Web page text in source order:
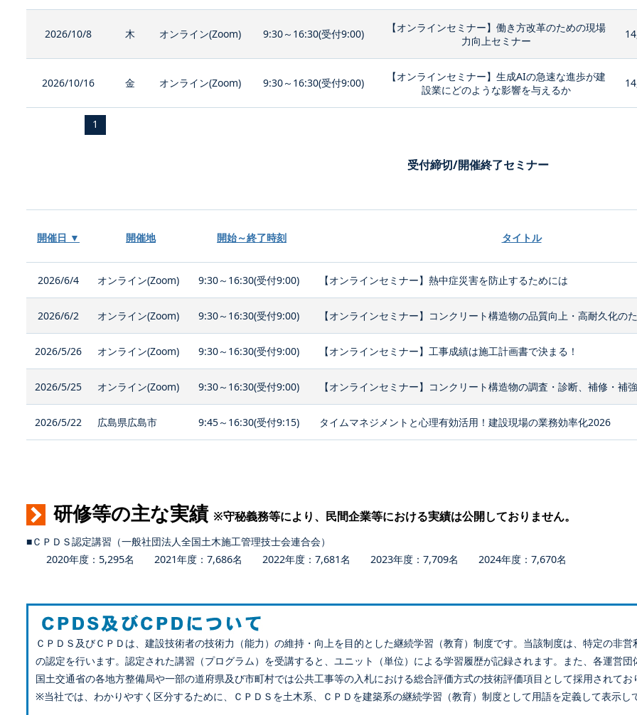
2026/10/8 木 オンライン(Zoom) 9:30～16:30(受付9:00)
【オンラインセミナー】働き方改革のための現場
力向上セミナー
2026/10/16 金 オンライン(Zoom) 9:30～16:30(受付9:00)
【オンラインセミナー】生成AIの急速な進歩が建
設業にどのような影響を与えるか
1
受付締切/開催終了セミナー
開催日 ▼ 開催地 開始～終了時刻 タイトル
2026/6/4 オンライン(Zoom) 9:30～16:30(受付9:00) 【オンラインセミナー】熱中症災害を防止するためには
2026/6/2 オンライン(Zoom) 9:30～16:30(受付9:00) 【オンラインセミナー】コンクリート構造物の品質向上・高耐久化の
2026/5/26 オンライン(Zoom) 9:30～16:30(受付9:00) 【オンラインセミナー】工事成績は施工計画書で決まる！
2026/5/25 オンライン(Zoom) 9:30～16:30(受付9:00) 【オンラインセミナー】コンクリート構造物の調査・診断、補修・補
2026/5/22 広島県広島市 9:45～16:30(受付9:15) タイムマネジメントと心理有効活用！建設現場の業務効率化2026
研修等の主な実績 ※守秘義務等により、民間企業等における実績は公開しておりません。
■ＣＰＤＳ認定講習（一般社団法人全国土木施工管理技士会連合会）
2020年度：5,295名 2021年度：7,686名 2022年度：7,681名 2023年度：7,709名 2024年度：7,670名
ＣＰＤＳ及びＣＰＤは、建設技術者の技術力（能力）の維持・向上を目的とした継続学習（教育）制度です。当該制度は、特定の非
の認定を行います。認定された講習（プログラム）を受講すると、ユニット（単位）による学習履歴が記録されます。また、各運営
国土交通省の各地方整備局や一部の道府県及び市町村では公共工事等の入札における総合評価方式の技術評価項目として採用されて
※当社では、わかりやすく区分するために、ＣＰＤＳを土木系、ＣＰＤを建築系の継続学習（教育）制度として用語を定義して表示し